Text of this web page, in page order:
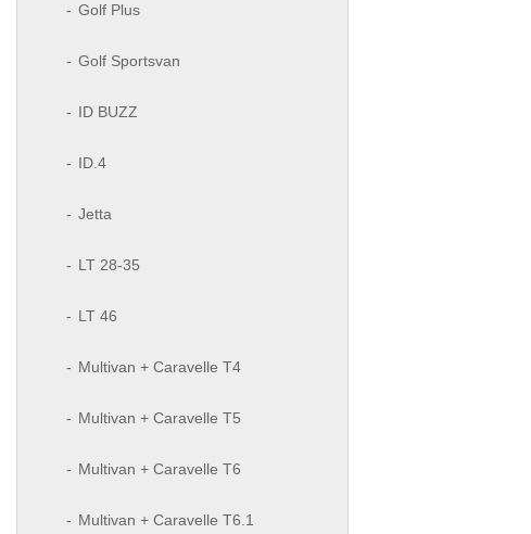
Golf Plus
Golf Sportsvan
ID BUZZ
ID.4
Jetta
LT 28-35
LT 46
Multivan + Caravelle T4
Multivan + Caravelle T5
Multivan + Caravelle T6
Multivan + Caravelle T6.1